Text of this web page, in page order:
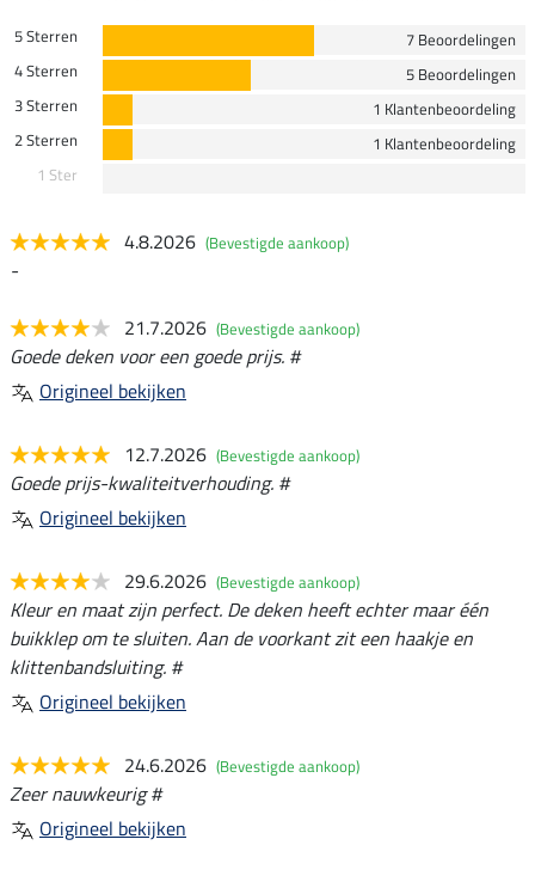
5 Sterren
7 Beoordelingen
4 Sterren
5 Beoordelingen
3 Sterren
1 Klantenbeoordeling
2 Sterren
1 Klantenbeoordeling
1 Ster
4.8.2026 (Bevestigde aankoop)
-
21.7.2026 (Bevestigde aankoop)
Goede deken voor een goede prijs. #
Origineel bekijken
12.7.2026 (Bevestigde aankoop)
Goede prijs-kwaliteitverhouding. #
Origineel bekijken
29.6.2026 (Bevestigde aankoop)
Kleur en maat zijn perfect. De deken heeft echter maar één
buikklep om te sluiten. Aan de voorkant zit een haakje en
klittenbandsluiting. #
Origineel bekijken
24.6.2026 (Bevestigde aankoop)
Zeer nauwkeurig #
Origineel bekijken